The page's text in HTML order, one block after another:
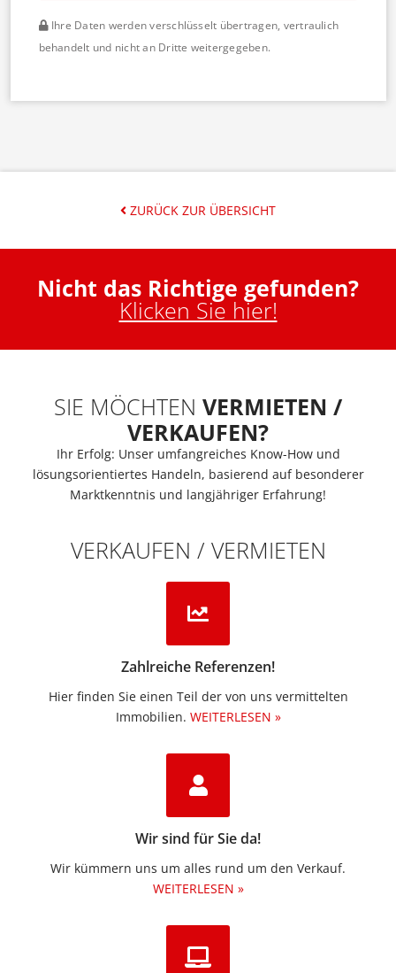
Ihre Daten werden verschlüsselt übertragen, vertraulich
behandelt und nicht an Dritte weitergegeben.
ZURÜCK ZUR ÜBERSICHT
Nicht das Richtige gefunden?
Klicken Sie hier!
SIE MÖCHTEN VERMIETEN /
VERKAUFEN?
Ihr Erfolg: Unser umfangreiches Know-How und
lösungsorientiertes Handeln, basierend auf besonderer
Marktkenntnis und langjähriger Erfahrung!
VERKAUFEN / VERMIETEN
Zahlreiche Referenzen!
Hier finden Sie einen Teil der von uns vermittelten
Immobilien.​ WEITERLESEN »
Wir sind für Sie da!
Wir kümmern uns um alles rund um den Verkauf.
WEITERLESEN »